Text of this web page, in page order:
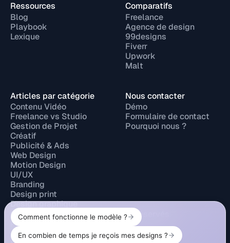
Ressources
Blog
Playbook
Lexique
Comparatifs
Freelance
Agence de design
99designs
Fiverr
Upwork
Malt
Articles par catégorie
Contenu Vidéo
Freelance vs Studio
Gestion de Projet
Créatif
Publicité & Ads
Web Design
Motion Design
UI/UX
Branding
Design print
Design graphique
Nous contacter
Démo
Formulaire de contact
Pourquoi nous ?
© 2026 Design Elite. Tous droits réservés
Politique de confidentialité